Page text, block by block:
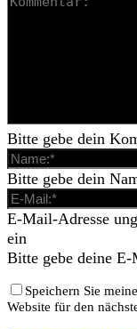
Bitte gebe dein
Bitte gebe dein
E-Mail-Adresse
ein
Bitte gebe deine
Speichern Sie
Website für den